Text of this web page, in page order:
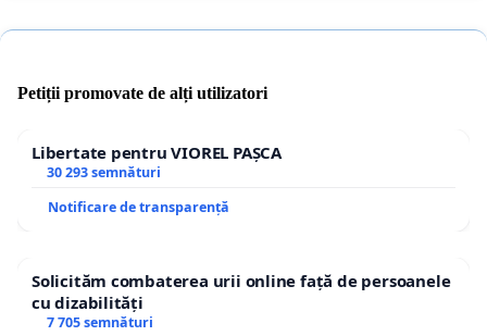
Petiții promovate de alți utilizatori
Libertate pentru VIOREL PAȘCA
30 293 semnături
Notificare de transparență
Solicităm combaterea urii online față de persoanele
cu dizabilități
7 705 semnături